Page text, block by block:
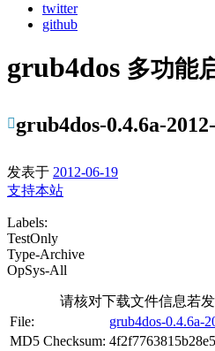
twitter
github
grub4dos 多功能
grub4dos-0.4.6a-
发表于 2012-06-19
支持本站
Labels:
TestOnly
Type-Archive
OpSys-All
请核对下载文件信息若
File:
grub4dos-0.4.6a-
MD5 Checksum: